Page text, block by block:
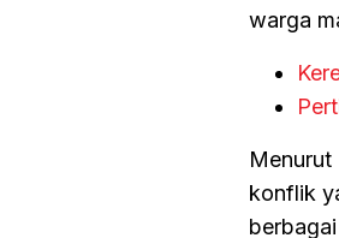
warga
Menurut
konflik